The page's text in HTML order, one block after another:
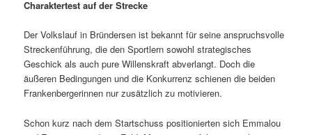
Charaktertest auf der Strecke
Der Volkslauf in Bründersen ist bekannt für seine anspruchsvolle
Streckenführung, die den Sportlern sowohl strategisches
Geschick als auch pure Willenskraft abverlangt. Doch die
äußeren Bedingungen und die Konkurrenz schienen die beiden
Frankenbergerinnen nur zusätzlich zu motivieren.
Schon kurz nach dem Startschuss positionierten sich Emmalou